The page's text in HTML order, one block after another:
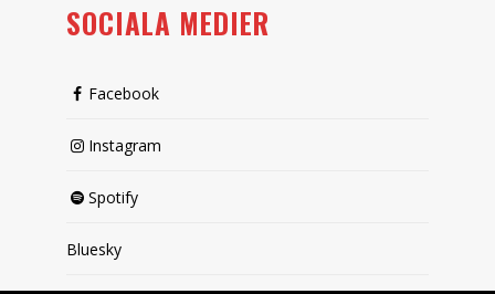
SOCIALA MEDIER
Facebook
Instagram
Spotify
Bluesky